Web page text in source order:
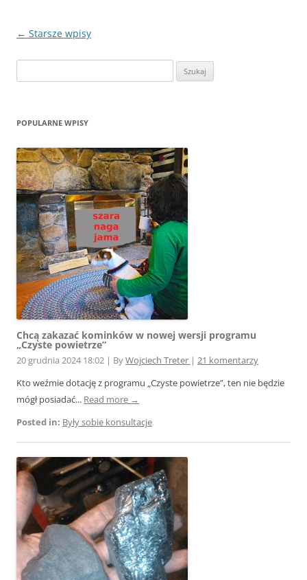
Zobacz
← Starsze wpisy
POPULARNE WPISY
Chcą zakazać kominków w nowej wersji programu
„Czyste powietrze”
20 grudnia 2024 18:02 | ByWojciech Treter | 21 komentarzy
Kto weźmie dotację z programu „Czyste powietrze”, ten nie będzie
mógł posiadać... Read more →
Posted in: Były sobie konsultacje